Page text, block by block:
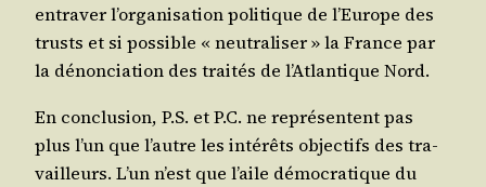
entra­ver l’organisation poli­tique de l’Europe des
trusts et si pos­sible « neu­tra­li­ser » la France par
la dénon­cia­tion des trai­tés de l’Atlantique Nord.
En conclu­sion, P.S. et P.C. ne repré­sentent pas
plus l’un que l’autre les inté­rêts objec­tifs des tra­
vailleurs. L’un n’est que l’aile démo­cra­tique du